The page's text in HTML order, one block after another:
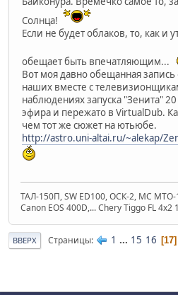
Солнца!
Если не будет облаков, то, как и
обещает быть впечатляющим...
Вот моя давно обещанная
наших вместе с
наблюдениях запуска "Зенита"
эфира и пережато в VirtualDub.
чем тот же сюжет на ютьюбе.
http://astro.uni-altai.ru/~alekap/
ТАЛ-150П, SW ED100, ОСК-2, МС МТО-
Canon EOS 400D,... Chery Tiggo FL 4x2
ВВЕРХ Страницы 1 ... 15 16 17